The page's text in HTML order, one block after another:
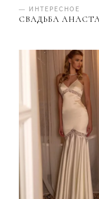
— ИНТЕРЕСНОЕ
СВАДЬБА